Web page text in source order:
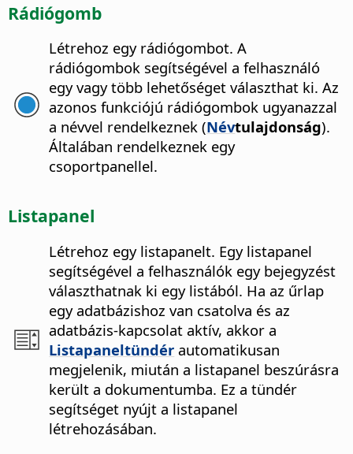
Rádiógomb
Létrehoz egy rádiógombot. A
rádiógombok segítségével a felhasználó
egy vagy több lehetőséget választhat ki. Az
azonos funkciójú rádiógombok ugyanazzal
a névvel rendelkeznek (Névtulajdonság).
Általában rendelkeznek egy
csoportpanellel.
Listapanel
Létrehoz egy listapanelt. Egy listapanel
segítségével a felhasználók egy bejegyzést
választhatnak ki egy listából. Ha az űrlap
egy adatbázishoz van csatolva és az
adatbázis-kapcsolat aktív, akkor a
Listapaneltündér automatikusan
megjelenik, miután a listapanel beszúrásra
került a dokumentumba. Ez a tündér
segítséget nyújt a listapanel
létrehozásában.